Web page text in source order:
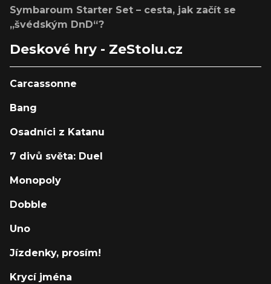
Symbaroum Starter Set – cesta, jak začít se
„švédským DnD“?
Deskové hry - ZeStolu.cz
Carcassonne
Bang
Osadníci z Katanu
7 divů světa: Duel
Monopoly
Dobble
Uno
Jízdenky, prosím!
Krycí jména